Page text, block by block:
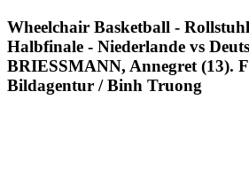
Wheelchair Basketball -
Halbfinale - Niederlande vs
BRIESSMANN, Annegret (13).
Bildagentur / Binh Truong